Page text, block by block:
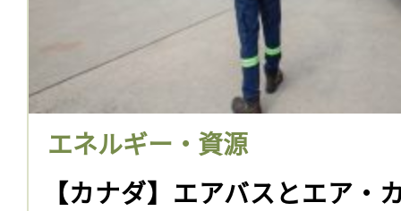
エネルギー・資源
【カナダ】エアバスとエア・